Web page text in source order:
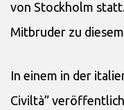
von Stockholm
Mitbruder zu
In einem in der
Civiltà”